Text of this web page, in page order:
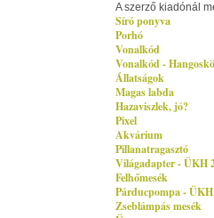
A szerző kiadónál
Síró ponyva
Porhó
Vonalkód
Vonalkód -
Állatságok
Magas labda
Hazaviszlek, jó?
Pixel
Akvárium
Pillanatragasztó
Világadapter - ÜKH
Felhőmesék
Párducpompa - ÜKH
Zseblámpás mesék